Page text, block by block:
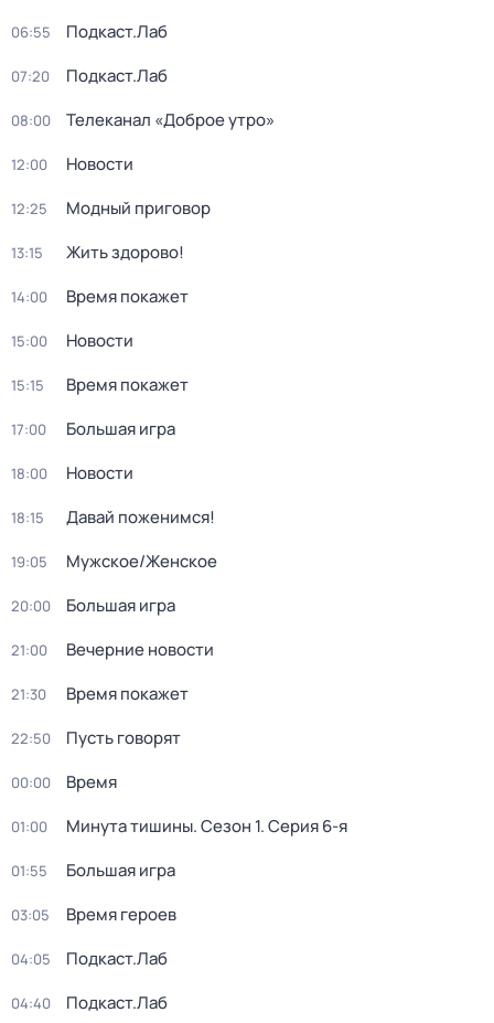
06:55 Подкаст.Лаб
07:20 Подкаст.Лаб
08:00 Телеканал «Доброе утро»
12:00 Новости
12:25 Модный приговор
13:15 Жить здорово!
14:00 Время покажет
15:00 Новости
15:15 Время покажет
17:00 Большая игра
18:00 Новости
18:15 Давай поженимся!
19:05 Мужское/Женское
20:00 Большая игра
21:00 Вечерние новости
21:30 Время покажет
22:50 Пусть говорят
00:00 Время
01:00 Минута тишины. Сезон 1. Серия 6-я
01:55 Большая игра
03:05 Время героев
04:05 Подкаст.Лаб
04:40 Подкаст.Лаб